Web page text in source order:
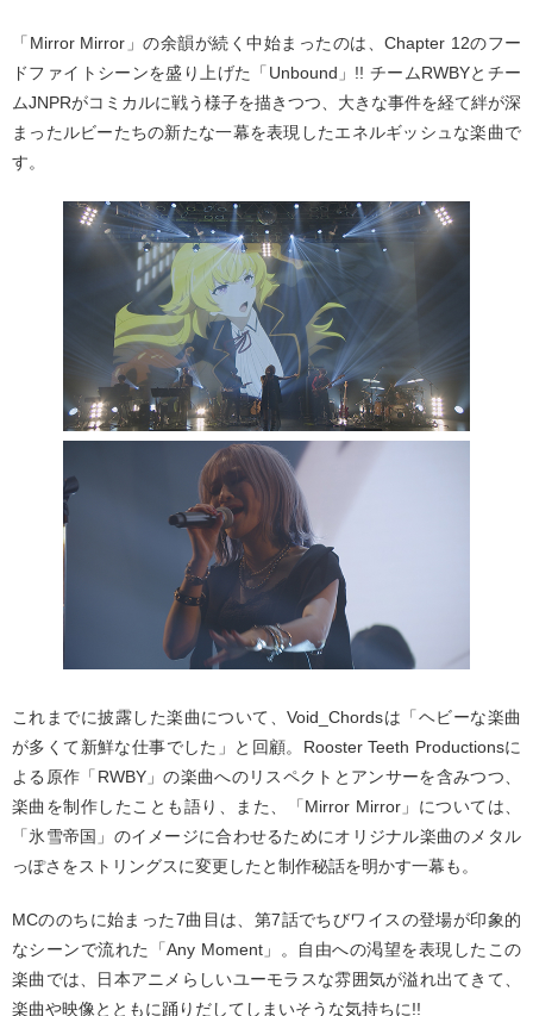
「Mirror Mirror」の余韻が続く中始まったのは、Chapter 12のフー
ドファイトシーンを盛り上げた「Unbound」!! チームRWBYとチー
ムJNPRがコミカルに戦う様子を描きつつ、大きな事件を経て絆が深
まったルビーたちの新たな一幕を表現したエネルギッシュな楽曲で
す。
これまでに披露した楽曲について、Void_Chordsは「ヘビーな楽曲
が多くて新鮮な仕事でした」と回顧。Rooster Teeth Productionsに
よる原作「RWBY」の楽曲へのリスペクトとアンサーを含みつつ、
楽曲を制作したことも語り、また、「Mirror Mirror」については、
「氷雪帝国」のイメージに合わせるためにオリジナル楽曲のメタル
っぽさをストリングスに変更したと制作秘話を明かす一幕も。
MCののちに始まった7曲目は、第7話でちびワイスの登場が印象的
なシーンで流れた「Any Moment」。自由への渇望を表現したこの
楽曲では、日本アニメらしいユーモラスな雰囲気が溢れ出てきて、
楽曲や映像とともに踊りだしてしまいそうな気持ちに!!